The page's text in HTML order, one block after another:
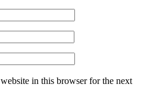
in this browser for the next